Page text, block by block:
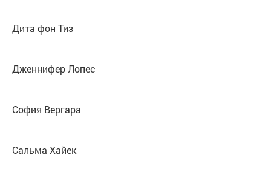
Дита фон Тиз
Дженнифер Лопес
София Вергара
Сальма Хайек